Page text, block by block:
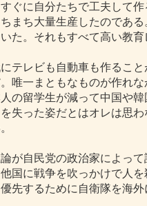
ぐに自分たちで工夫して
まち大量生産したのであ
た。それもすべて高い教
テレビも自動車も作るこ
唯一まともなものが作れ
の留学生が減って中国や
失った姿だとはオレは思
が自民党の政治家によっ
国に戦争を吹っかけで人
先するために自衛隊を海